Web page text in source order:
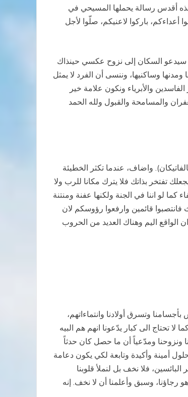
أقدس رسالة يحملها المسيحي في
أعداءكم، باركوا لاعنيكم، صلّوا لأجل
سيدعو السكان إلى نزوح عكسي حينذاك
وساكنيها، وننسى أن الفرد لا يمثل
والأبرياء ونكون علامة خير
والمسامحة والقبول ولله الحمد
(عظته ليوم الخميس 27 نوفمبر 2014، في دار القديسة مارتا بالفاتيكان). واضاف، عندما تكثر الخطيئة
تفتخر بذاتك فلا يترك مكانا للرب ولا
كما لو اننا في الجنة ولكنها عفنة ومنتنة
قائمين وارفعوا رؤوسكم لان
صحيح ان الواقع اليم وهناك العديد من الحروب
وتسرق أولادنا وانتماءاتهم،
تحتاج الى كبار يدّعونا انهم هم البيه
ناسياً أو متناسياً مأساتنا ونزوحنا ومدّعياً أن ما حصل كان حدثاً
أمينة وأكيدة وتابعة لكي يكون دعامة
فلا نخف بل لنملأ قلوبنا
رجاؤنا، وسبق وأعلمنا أن لا نخف. إنه